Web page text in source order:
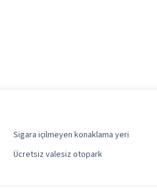
Sigara içilmeyen konaklama yeri
Ücretsiz valesiz otopark